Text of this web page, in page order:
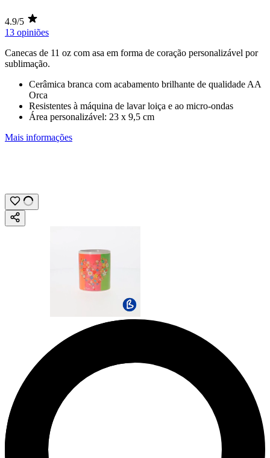
4.9/5
13 opiniões
Canecas de 11 oz com asa em forma de coração personalizável por
sublimação.
Cerâmica branca com acabamento brilhante de qualidade AA
Orca
Resistentes à máquina de lavar loiça e ao micro-ondas
Área personalizável: 23 x 9,5 cm
Mais informações